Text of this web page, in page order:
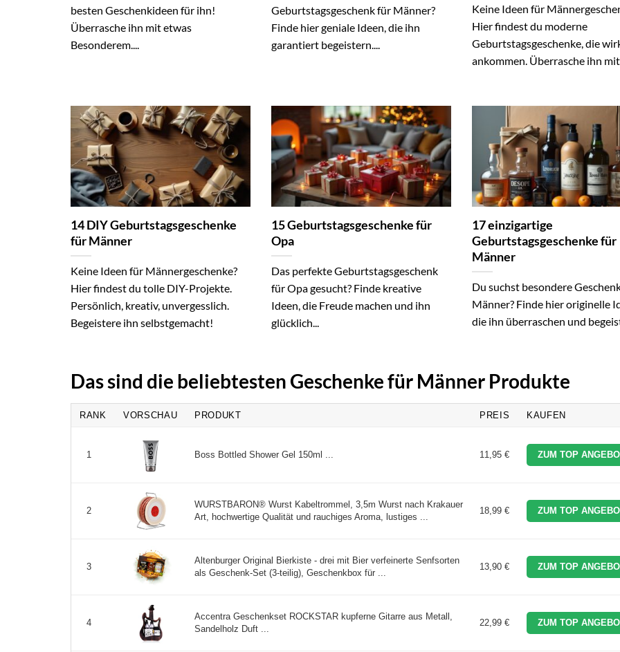
besten Geschenkideen für ihn!
Überrasche ihn mit etwas
Besonderem....
Geburtstagsgeschenk für Männer?
Finde hier geniale Ideen, die ihn
garantiert begeistern....
Keine Ideen für
Hier findest du moderne
Geburtstagsgeschenke, die
ankommen. Überrasche ihn
14 DIY Geburtstagsgeschenke
für Männer
Keine Ideen für Männergeschenke?
Hier findest du tolle DIY-Projekte.
Persönlich, kreativ, unvergesslich.
Begeistere ihn selbstgemacht!
15 Geburtstagsgeschenke für
Opa
Das perfekte Geburtstagsgeschenk
für Opa gesucht? Finde kreative
Ideen, die Freude machen und ihn
glücklich...
17 einzigartige
Geburtstagsgeschenke für
Männer
Du suchst besondere
Männer? Finde hier originelle
die ihn überraschen und
Das sind die beliebtesten Geschenke für Männer Produkte
RANK VORSCHAU PRODUKT PREIS KAUFEN
1 Boss Bottled Shower Gel 150ml ... 11,95 € ZUM TOP
2
WURSTBARON® Wurst Kabeltrommel, 3,5m Wurst nach Krakauer
Art, hochwertige Qualität und rauchiges Aroma, lustiges ...
18,99 € ZUM TOP
3
Altenburger Original Bierkiste - drei mit Bier verfeinerte Senfsorten
als Geschenk-Set (3-teilig), Geschenkbox für ...
13,90 € ZUM TOP
4
Accentra Geschenkset ROCKSTAR kupferne Gitarre aus Metall,
Sandelholz Duft ...
22,99 € ZUM TOP